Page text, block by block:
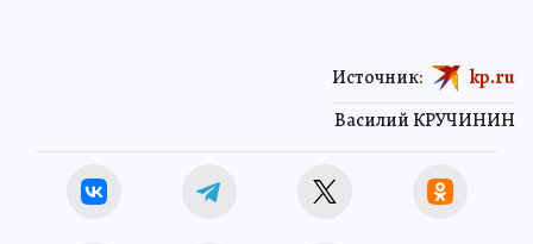
Василий КРУЧИНИН
Источник: kp.ru